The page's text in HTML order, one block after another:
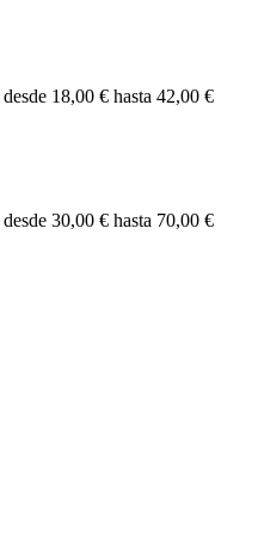
18,00 € hasta 42,00 €
30,00 € hasta 70,00 €